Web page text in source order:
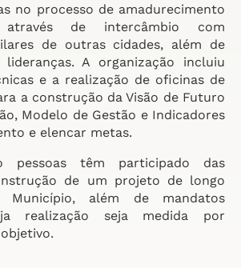
no processo de amadurecimento
de intercâmbio com
de outras cidades, além de
A organização incluiu
e a realização de oficinas de
a construção da Visão de Futuro
Modelo de Gestão e Indicadores
e elencar metas.
pessoas têm participado das
de um projeto de longo
além de mandatos
realização seja medida por